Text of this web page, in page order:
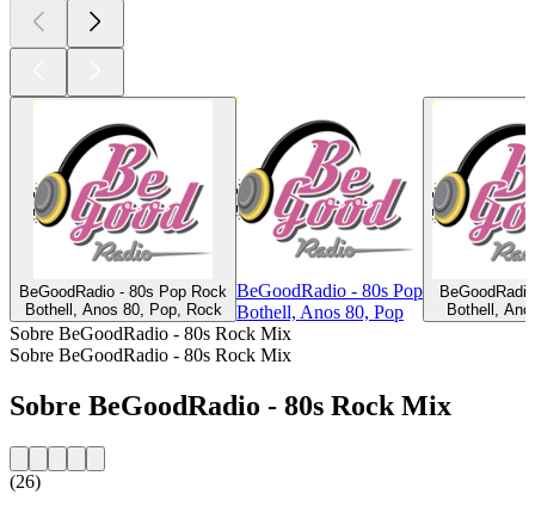
BeGoodRadio - 80s Pop Rock
Bothell, Anos 80, Pop, Rock
BeGoodRadio - 80s Pop
Bothell, Anos 80, Pop
Bothell,
Sobre BeGoodRadio - 80s Rock Mix
Sobre BeGoodRadio - 80s Rock Mix
Sobre BeGoodRadio - 80s Rock Mix
(26)